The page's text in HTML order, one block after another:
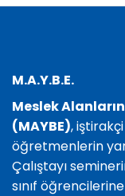
M.A.Y.B.E.
Meslek
(MAYBE),
öğretmenlerin
Çalıştayı
sınıf